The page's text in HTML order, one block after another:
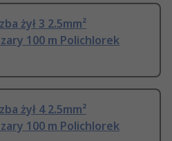
żył 3 2.5mm²
100 m Polichlorek
żył 4 2.5mm²
100 m Polichlorek